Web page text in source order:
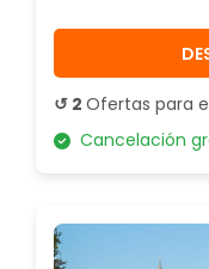
↺ 2 Ofertas para
Cancelación